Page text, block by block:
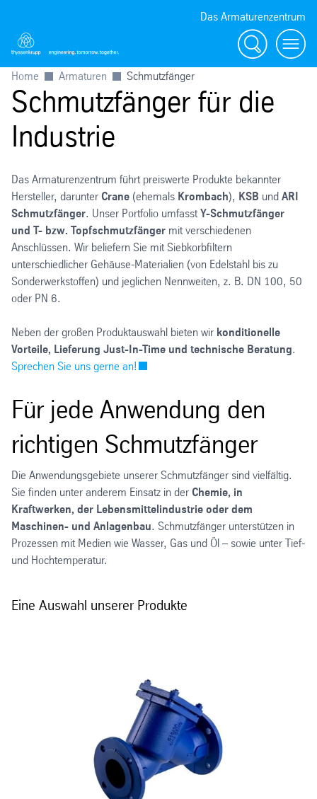
Das Armaturenzentrum
Suche
Menü
Home Armaturen Schmutzfänger
Schmutzfänger für die
Industrie
Das Armaturenzentrum führt preiswerte Produkte bekannter
Hersteller, darunter Crane (ehemals Krombach), KSB und ARI
Schmutzfänger. Unser Portfolio umfasstY-Schmutzfänger
und T- bzw. Topfschmutzfänger mit verschiedenen
Anschlüssen. Wir beliefern Sie mit Siebkorbfiltern
unterschiedlicher Gehäuse-Materialien (von Edelstahl bis zu
Sonderwerkstoffen) und jeglichen Nennweiten, z. B. DN 100, 50
oder PN 6.
Neben der großen Produktauswahl bieten wir konditionelle
Vorteile, Lieferung Just-In-Time und technische Beratung.
Sprechen Sie uns gerne an!
Für jede Anwendung den
richtigen Schmutzfänger
Die Anwendungsgebiete unserer Schmutzfänger sind vielfältig.
Sie finden unter anderem Einsatz in der Chemie, in
Kraftwerken, der Lebensmittelindustrie oder dem
Maschinen- und Anlagenbau. Schmutzfänger unterstützen in
Prozessen mit Medien wie Wasser, Gas und Öl – sowie unter Tief-
und Hochtemperatur.
Eine Auswahl unserer Produkte